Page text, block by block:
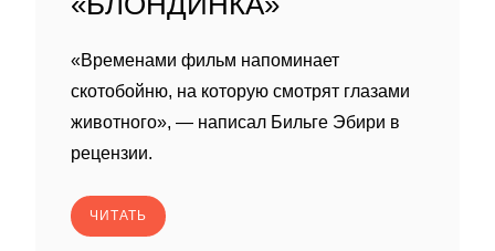
«Временами фильм напоминает
скотобойню, на которую смотрят глазами
животного», — написал Бильге Эбири в
рецензии.
ЧИТАТЬ